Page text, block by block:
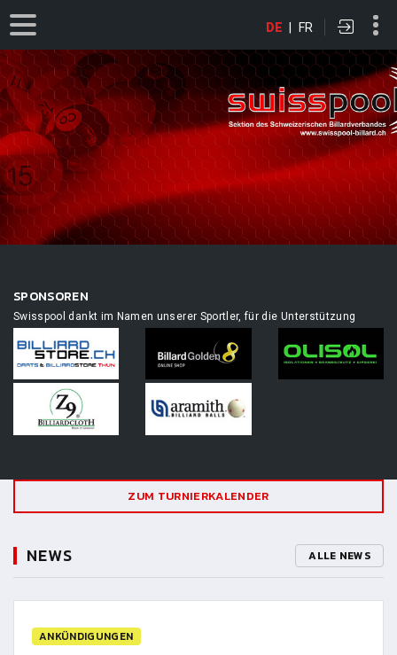
DE | FR
SPONSOREN
Swisspool dankt im Namen unserer Sportler, für die Unterstützung
ZUM TURNIERKALENDER
NEWS ALLE NEWS
ANKÜNDIGUNGEN